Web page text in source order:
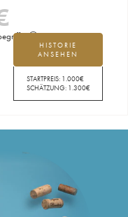
HISTORIE
ANSEHEN
STARTPREIS: 1.000€
SCHÄTZUNG: 1.300€